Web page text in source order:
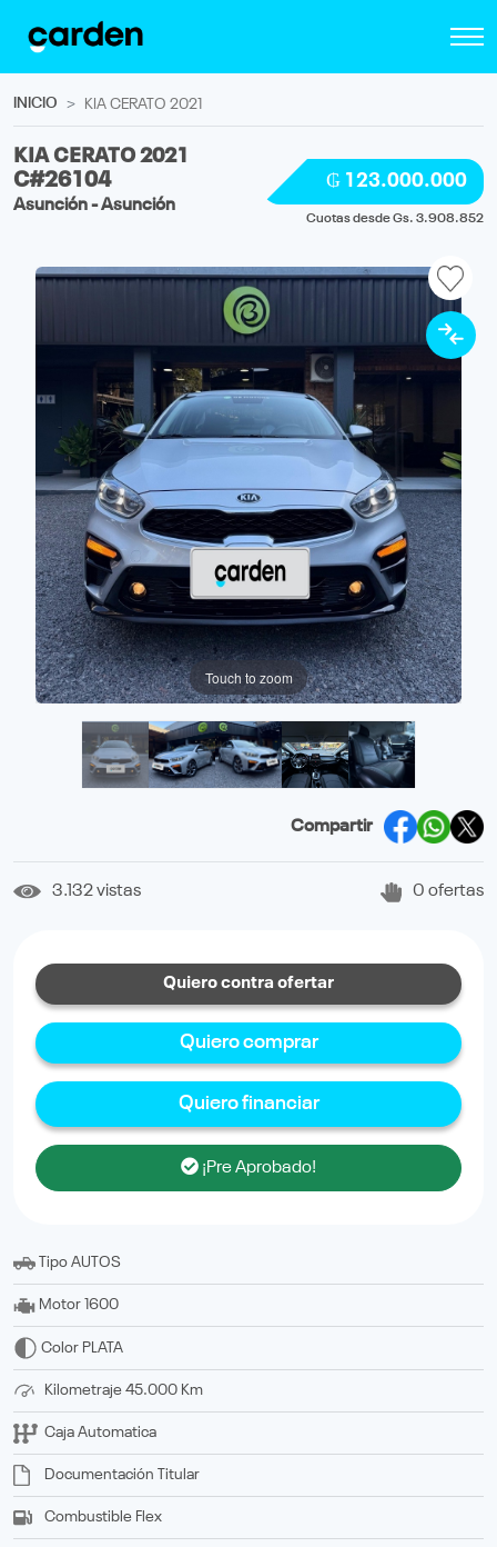
INICIO KIA CERATO 2021
KIA CERATO 2021
C#26104
Asunción - Asunción
₲ 123.000.000
Cuotas desde Gs. 3.908.852
Touch to zoom
Compartir
3.132 vistas 0 ofertas
Quiero contra ofertar
Quiero comprar
Quiero financiar
¡Pre Aprobado!
Tipo AUTOS
Motor 1600
Color PLATA
Kilometraje 45.000 Km
Caja Automatica
Documentación titular
Combustible Flex